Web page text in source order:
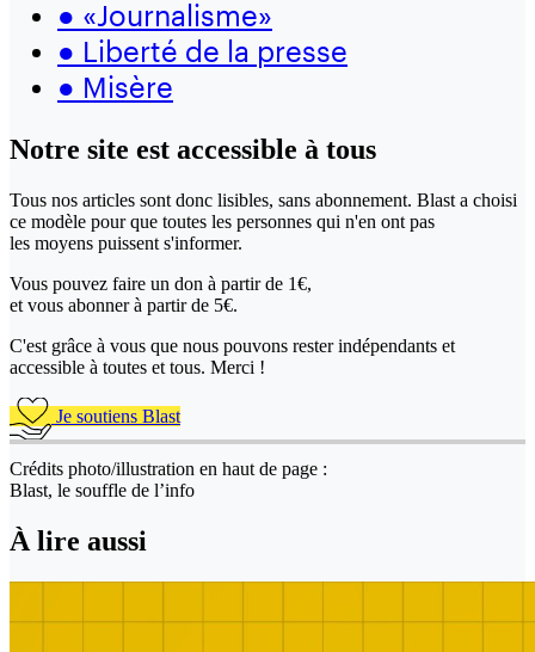
● «Journalisme»
● Liberté de la presse
● Misère
Notre site est accessible à tous
Tous nos articles sont donc lisibles, sans abonnement. Blast a choisi
ce modèle pour que toutes les personnes qui n'en ont pas
les moyens puissent s'informer.
Vous pouvez faire un don à partir de 1€,
et vous abonner à partir de 5€.
C'est grâce à vous que nous pouvons rester indépendants et
accessible à toutes et tous. Merci !
Je soutiens Blast
Crédits photo/illustration en haut de page :
Blast, le souffle de l’info
À lire aussi